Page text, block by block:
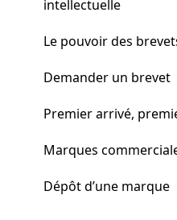
intellectuelle
Le pouvoir des
Demander un brevet
Premier arrivé,
Marques
Dépôt d’une marque